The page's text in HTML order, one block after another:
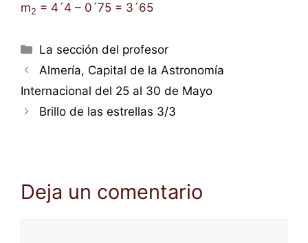
m2 = 4´4 – 0´75 = 3´65
Categorías
La sección del profesor
Almería, Capital de la Astronomía
Internacional del 25 al 30 de Mayo
Brillo de las estrellas 3/3
Deja un comentario